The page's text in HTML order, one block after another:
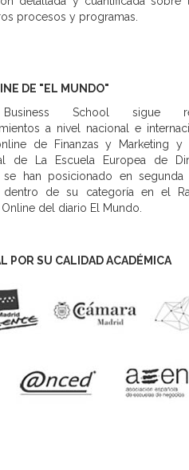
procesos y programas.
DE "EL MUNDO"
School sigue
a nivel nacional e
de Finanzas y Marketing y
de La Escuela Europea de
se han posicionado en segunda
dentro de su categoría en el
Online del diario El Mundo.
POR SU CALIDAD ACADÉMICA